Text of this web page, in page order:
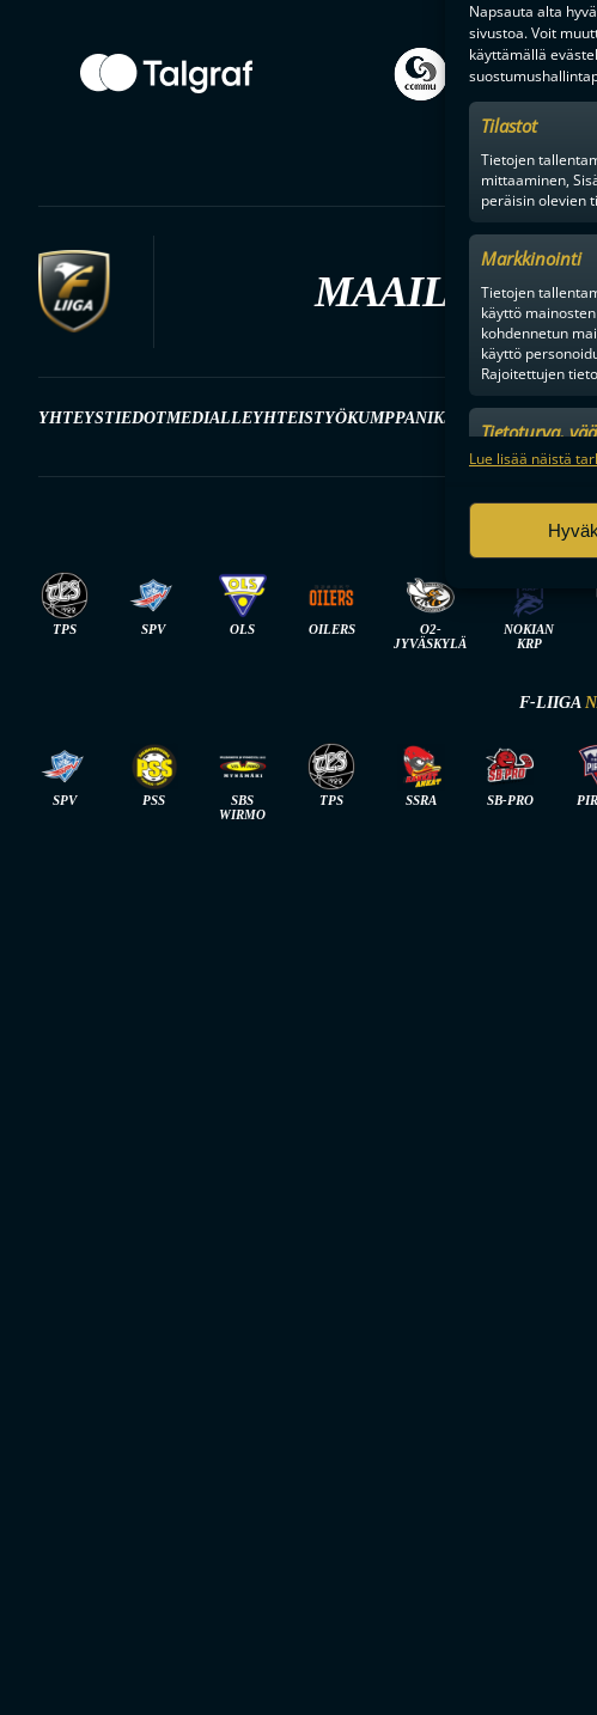
Napsauta alta
sivustoa. Voit
käyttämällä
Tilastot
Tietojen
mittaaminen,
peräisin olevien
Markkinointi
Tietojen
käyttö
kohdennetun
käyttö
Rajoitettujen
Tietoturva,
Mainonnan ja
Lue lisää näistä
MAAILMAN
YHTEYSTIEDOTMEDIALLEYHTEISTYÖKUMPPANIKSI BRÄNDI
F-LIIGA
TPS SPV OLS OILERS
O2-
JYVÄSKYLÄ
NOKIAN
KRP
F-LIIGA
SPV PSS
SBS
WIRMO
TPS SSRA SB-PRO